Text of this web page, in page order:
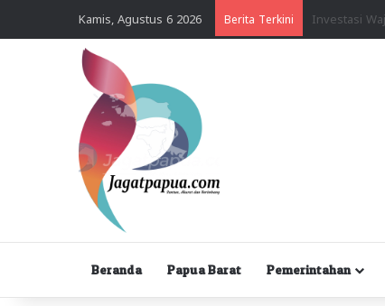
Kamis, Agustus 6 2026 Berita Terkini
Beranda Papua Barat Pemerintahan